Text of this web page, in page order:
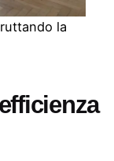
la